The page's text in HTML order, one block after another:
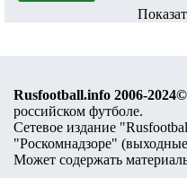
Rusfootball.info 2006-2024©
российском футболе.
Сетевое издание
"Роскомнадзоре" (
Может содержать